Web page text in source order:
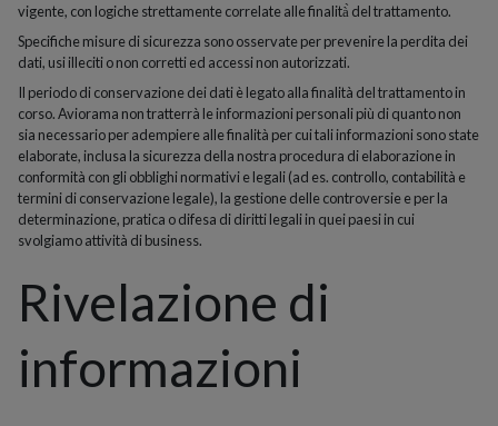
vigente, con logiche strettamente correlate alle finalità̀ del trattamento.
Specifiche misure di sicurezza sono osservate per prevenire la perdita dei
dati, usi illeciti o non corretti ed accessi non autorizzati.
Il periodo di conservazione dei dati è legato alla finalità del trattamento in
corso. Aviorama non tratterrà le informazioni personali più di quanto non
sia necessario per adempiere alle finalità per cui tali informazioni sono state
elaborate, inclusa la sicurezza della nostra procedura di elaborazione in
conformità con gli obblighi normativi e legali (ad es. controllo, contabilità e
termini di conservazione legale), la gestione delle controversie e per la
determinazione, pratica o difesa di diritti legali in quei paesi in cui
svolgiamo attività di business.
Rivelazione di
informazioni